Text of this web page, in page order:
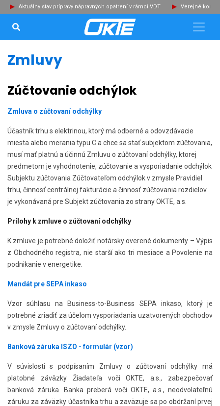
Aktuálny stav prípravy nápravných opatrení v rámci VDT Verejné
Zmluvy
Zúčtovanie odchýlok
Zmluva o zúčtovaní odchýlky
Účastník trhu s elektrinou, ktorý má odberné a odovzdávacie
miesta alebo merania typu C a chce sa stať subjektom zúčtovania,
musí mať platnú a účinnú Zmluvu o zúčtovaní odchýlky, ktorej
predmetom je vyhodnotenie, zúčtovanie a vysporiadanie odchýlok
Subjektu zúčtovania Zúčtovateľom odchýlok v zmysle Pravidiel
trhu, činnosť centrálnej fakturácie a činnosť zúčtovania rozdielov
je vykonávaná pre Subjekt zúčtovania zo strany OKTE, a.s.
Prílohy k zmluve o zúčtovaní odchýlky
K zmluve je potrebné doložiť notársky overené dokumenty – Výpis
z Obchodného registra, nie starší ako tri mesiace a Povolenie na
podnikanie v energetike.
Mandát pre SEPA inkaso
Vzor súhlasu na Business-to-Business SEPA inkaso, ktorý je
potrebné zriadiť za účelom vysporiadania uzatvorených obchodov
v zmysle Zmluvy o zúčtovaní odchýlky.
Banková záruka ISZO - formulár (vzor)
V súvislosti s podpísaním Zmluvy o zúčtovaní odchýlky má
platobné záväzky Žiadateľa voči OKTE, a.s., zabezpečovať
banková záruka. Banka preberá voči OKTE, a.s., neodvolateľnú
záruku za záväzky účastníka trhu a zaväzuje sa po obdržaní prvej